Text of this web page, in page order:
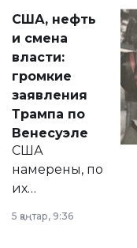
актуальных тем —
от слухов о
политических
реформах до
вопросов армии,
экономики и
личного здоровья.
США, нефть
и смена
власти:
громкие
заявления
Трампа по
Венесуэле
США
намерены, по
их
принести
5 қаңтар, 9:36